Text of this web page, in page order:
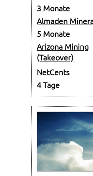
3 Monate
Almaden
5 Monate
Arizona Mining
(Takeover)
NetCents
4 Tage